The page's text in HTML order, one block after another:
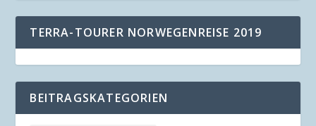
TERRA-TOURER NORWEGENREISE 2019
BEITRAGSKATEGORIEN